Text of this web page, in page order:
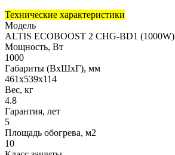
Технические характеристики
Модель
ALTIS ECOBOOST 2 CHG-BD1 (1000W)
Мощность, Вт
1000
Габариты (ВхШхГ), мм
461х539х114
Вес, кг
4.8
Гарантия, лет
5
Площадь обогрева, м2
10